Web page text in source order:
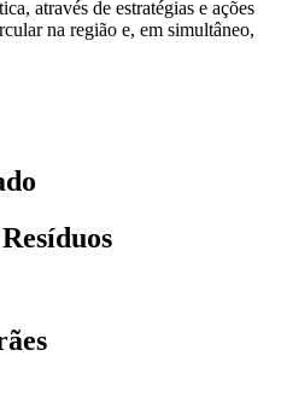
através de estratégias e ações
na região e, em simultâneo,